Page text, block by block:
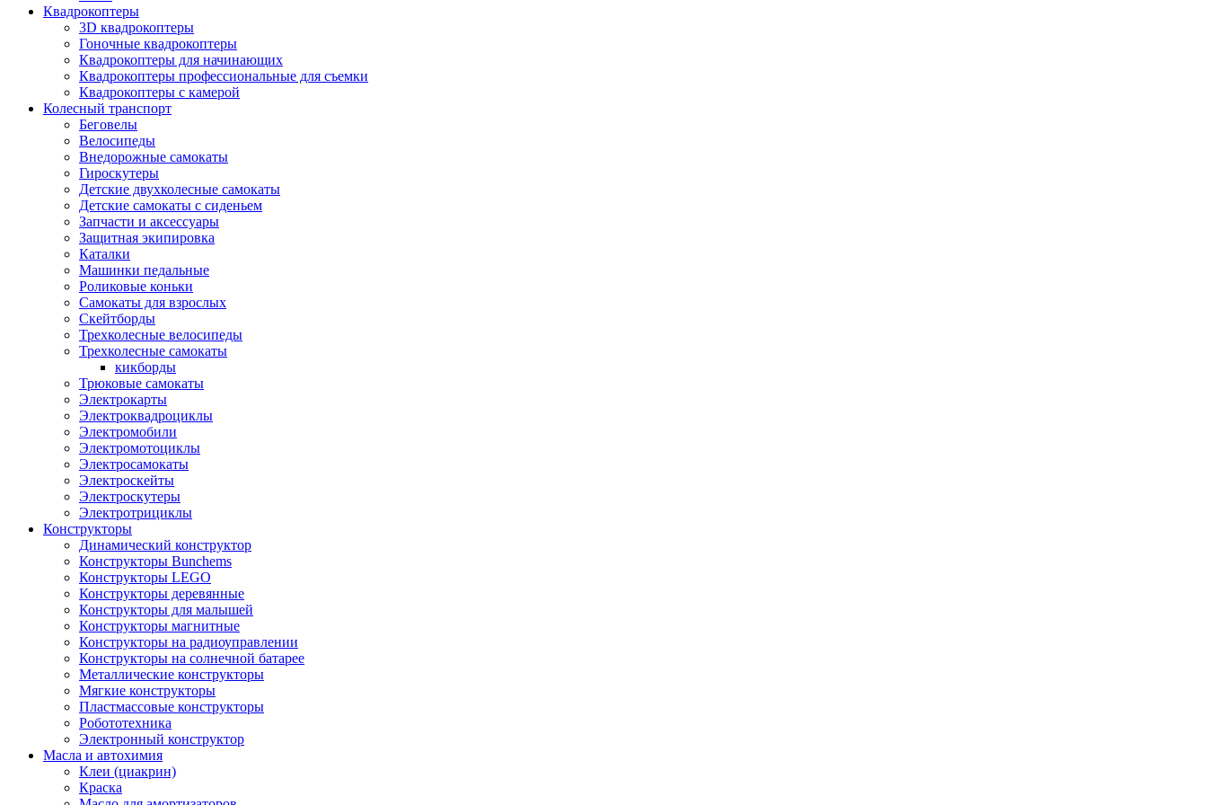
Квадрокоптеры
3D квадрокоптеры
Гоночные квадрокоптеры
Квадрокоптеры для начинающих
Квадрокоптеры профессиональные для съемки
Квадрокоптеры с камерой
Колесный транспорт
Беговелы
Велосипеды
Внедорожные самокаты
Гироскутеры
Детские двухколесные самокаты
Детские самокаты с сиденьем
Запчасти и аксессуары
Защитная экипировка
Каталки
Машинки педальные
Роликовые коньки
Самокаты для взрослых
Скейтборды
Трехколесные велосипеды
Трехколесные самокаты
кикборды
Трюковые самокаты
Электрокарты
Электроквадроциклы
Электромобили
Электромотоциклы
Электросамокаты
Электроскейты
Электроскутеры
Электротрициклы
Конструкторы
Динамический конструктор
Конструкторы Bunchems
Конструкторы LEGO
Конструкторы деревянные
Конструкторы для малышей
Конструкторы магнитные
Конструкторы на радиоуправлении
Конструкторы на солнечной батарее
Металлические конструкторы
Мягкие конструкторы
Пластмассовые конструкторы
Робототехника
Электронный конструктор
Масла и автохимия
Клеи (циакрин)
Краска